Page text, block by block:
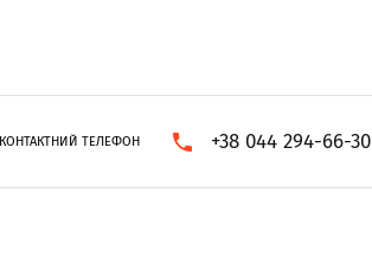
КОНТАКТНИЙ ТЕЛЕФОН +38 044 294-66-30